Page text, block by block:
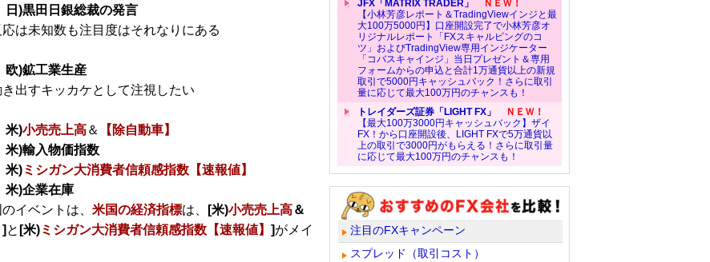
日)黒田日銀総裁の発言
は未知数も注目度はそれなりにある
欧)鉱工業生産
出すキッカケとして注視したい
米)小売売上高＆
【除自動車】
米)輸入物価指数
米)ミシガン大消費者信頼感指数【速報値】
米)企業在庫
イベントは、 米国の経済指標は、 [米)小売売上高＆
] と [米)ミシガン大消費者信頼感指数【速報値】 ]がメイ
JFX「MATRIX TRADER」
ＮＥＷ！
【小林芳彦レポート＆TradingViewインジと最
大100万5000円】口座開設完了で小林芳彦オ
リジナルレポート「FXスキャルピングのコ
ツ」およびTradingView専用インジケーター
「コバスキャインジ」当日プレゼント＆専用
フォームからの申込と合計1万通貨以上の新規
取引で5000円キャッシュバック！さらに取引
量に応じて最大100万円のチャンスも！
トレイダーズ証券「LIGHT FX」
ＮＥＷ！
【最大100万3000円キャッシュバック】ザイ
FX！から口座開設後、LIGHT FXで5万通貨以
上の取引で3000円がもらえる！さらに取引量
に応じて最大100万円のチャンスも！
注目のFXキャンペーン
スプレッド（取引コスト）